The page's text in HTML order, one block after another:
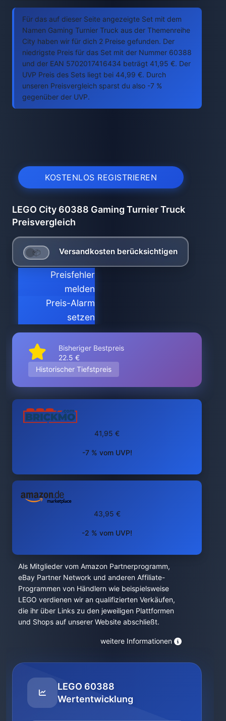
Für das auf dieser Seite angezeigte Set mit dem
Namen Gaming Turnier Truck aus der Themenreihe
City haben wir für dich 2 Preise gefunden. Der
niedrigste Preis für das Set mit der Nummer 60388
und der EAN 5702017416434 beträgt 41,95 €. Der
UVP Preis des Sets liegt bei 44,99 €. Durch
unseren Preisvergleich sparst du also -7 %
gegenüber der UVP.
KOSTENLOS REGISTRIEREN
LEGO City 60388 Gaming Turnier Truck
Preisvergleich
Versandkosten berücksichtigen
Preisfehler
melden
Preis-Alarm
setzen
Bisheriger Bestpreis
22.5 €
Historischer Tiefstpreis
41,95 €
-7 % vom UVP!
43,95 €
-2 % vom UVP!
Als Mitglieder vom Amazon Partnerprogramm,
eBay Partner Network und anderen Affiliate-
Programmen von Händlern wie beispielsweise
LEGO verdienen wir an qualifizierten Verkäufen,
die ihr über Links zu den jeweiligen Plattformen
und Shops auf unserer Website abschließt.
weitere Informationen
LEGO 60388
Wertentwicklung